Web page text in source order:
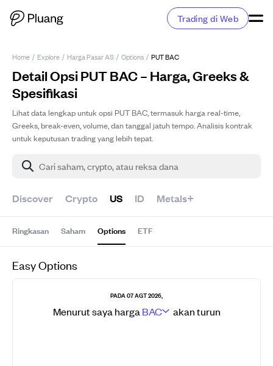
Trading di Web
Home / Explore / Harga Pasar AS / Options / PUT BAC
Detail Opsi PUT BAC – Harga, Greeks &
Spesifikasi
Lihat data lengkap untuk opsi PUT BAC, termasuk harga real-time,
Greeks, break-even, volume, dan tanggal jatuh tempo. Analisis kontrak
untuk keputusan trading yang lebih tepat.
Cari saham, crypto, atau reksa dana
Discover Crypto US ID Metals+
Ringkasan Saham Options ETF
Easy Options
PADA 07 AGT 2026,
Menurut saya harga BAC akanturun